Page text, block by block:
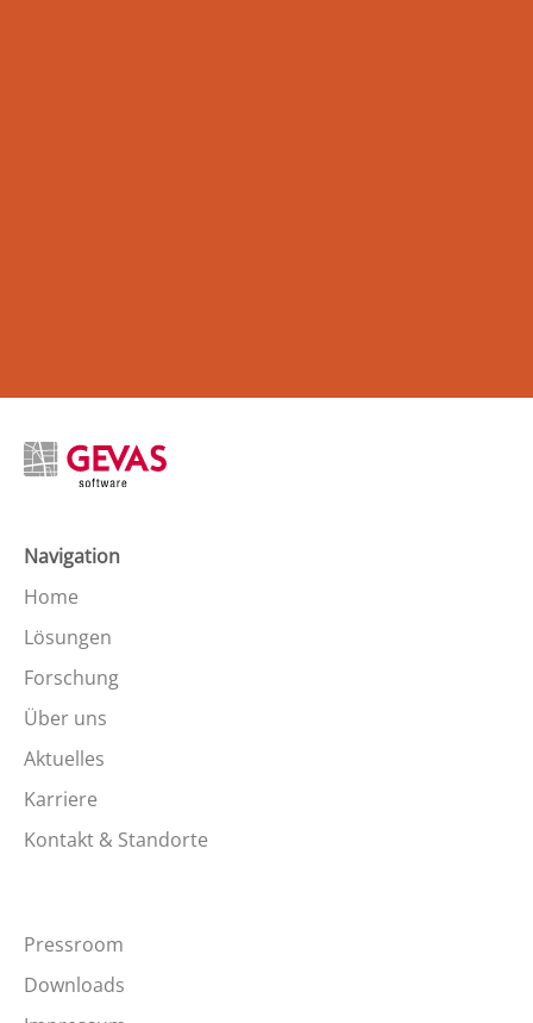
Navigation
Home
Lösungen
Forschung
Über uns
Aktuelles
Karriere
Kontakt & Standorte
Pressroom
Downloads